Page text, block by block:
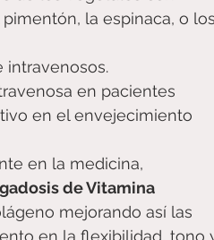
la espinaca, o los
intravenosos.
en pacientes
en el envejecimiento
en la medicina,
de Vitamina
mejorando así las
en la flexibilidad, tono